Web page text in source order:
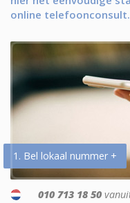
online telefoonconsult.
1. Bel lokaal nummer +
010 713 18 50